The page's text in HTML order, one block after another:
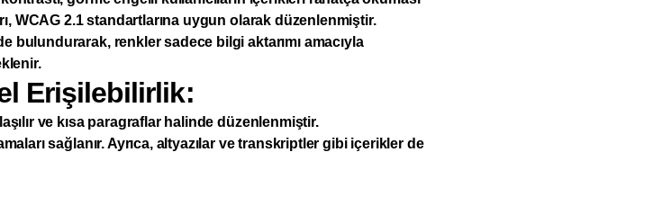
WCAG 2.1 standartlarına uygun olarak düzenlenmiştir.
bulundurarak, renkler sadece bilgi aktarımı amacıyla
Erişilebilirlik:
ve kısa paragraflar halinde düzenlenmiştir.
sağlanır. Ayrıca, altyazılar ve transkriptler gibi içerikler de